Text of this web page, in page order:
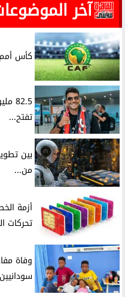
آخر
كأس أمم
تفتح...
بين
من...
أزمة
تحركات